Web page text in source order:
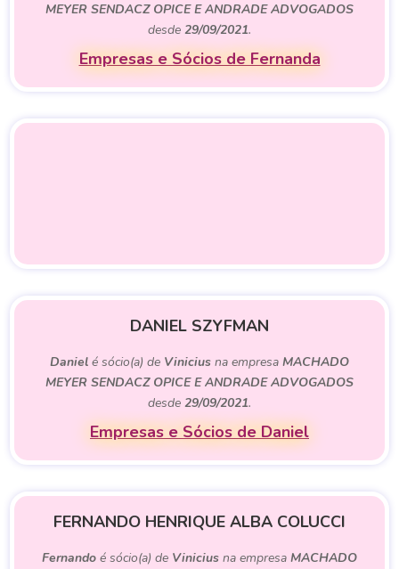
MEYER SENDACZ OPICE E ANDRADE ADVOGADOS
desde 29/09/2021.
Empresas e Sócios de Fernanda
DANIEL SZYFMAN
Daniel é sócio(a) de Vinicius na empresa MACHADO
MEYER SENDACZ OPICE E ANDRADE ADVOGADOS
desde 29/09/2021.
Empresas e Sócios de Daniel
FERNANDO HENRIQUE ALBA COLUCCI
Fernando é sócio(a) de Vinicius na empresa MACHADO